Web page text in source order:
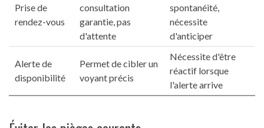
Prise de
rendez-vous
consultation
garantie, pas
d'attente
spontanéité,
nécessite
d'anticiper
Alerte de
disponibilité
Permet de cibler un
voyant précis
Nécessite d'être
réactif lorsque
l'alerte arrive